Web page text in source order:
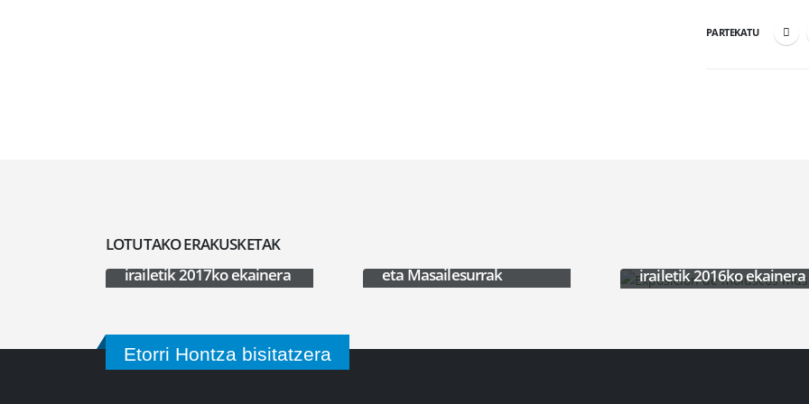
PARTEKATU
LOTUTAKO ERAKUSKETAK
Ekinodermatuak: 2016ko
irailetik 2017ko ekainera
eta Masailesurrak
irailetik 2016ko ekainera
Etorri Hontza bisitatzera